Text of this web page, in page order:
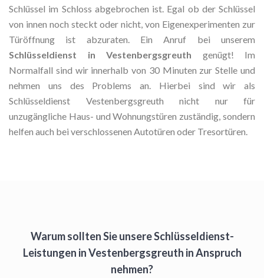
Schlüssel im Schloss abgebrochen ist. Egal ob der Schlüssel
von innen noch steckt oder nicht, von Eigenexperimenten zur
Türöffnung ist abzuraten. Ein Anruf bei unserem
Schlüsseldienst in Vestenbergsgreuth genügt! Im
Normalfall sind wir innerhalb von 30 Minuten zur Stelle und
nehmen uns des Problems an. Hierbei sind wir als
Schlüsseldienst Vestenbergsgreuth nicht nur für
unzugängliche Haus- und Wohnungstüren zuständig, sondern
helfen auch bei verschlossenen Autotüren oder Tresortüren.
Warum sollten Sie unsere Schlüsseldienst-
Leistungen in Vestenbergsgreuth in Anspruch
nehmen?